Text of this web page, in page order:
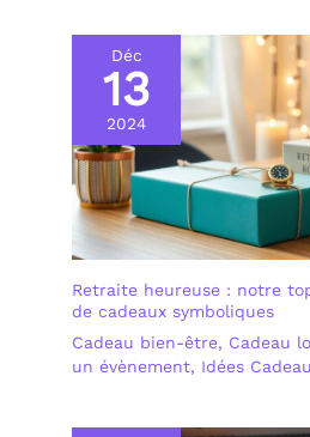
Déc
13
2024
Retraite heureuse : notre
de cadeaux symboliques
Cadeau bien-être, Cadeau
un évènement, Idées